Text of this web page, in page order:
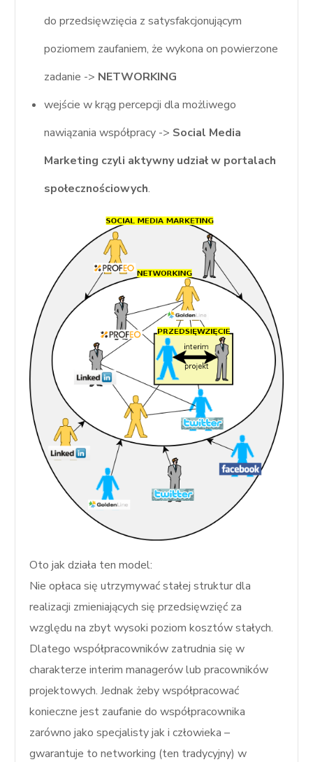
do przedsięwzięcia z satysfakcjonującym
poziomem zaufaniem, że wykona on powierzone
zadanie -> NETWORKING
wejście w krąg percepcji dla możliwego
nawiązania współpracy -> Social Media
Marketing czyli aktywny udział w portalach
społecznościowych.
Oto jak działa ten model:
Nie opłaca się utrzymywać stałej struktur dla
realizacji zmieniających się przedsięwzięć za
względu na zbyt wysoki poziom kosztów stałych.
Dlatego współpracowników zatrudnia się w
charakterze interim managerów lub pracowników
projektowych. Jednak żeby współpracować
konieczne jest zaufanie do współpracownika
zarówno jako specjalisty jak i człowieka –
gwarantuje to networking (ten tradycyjny) w